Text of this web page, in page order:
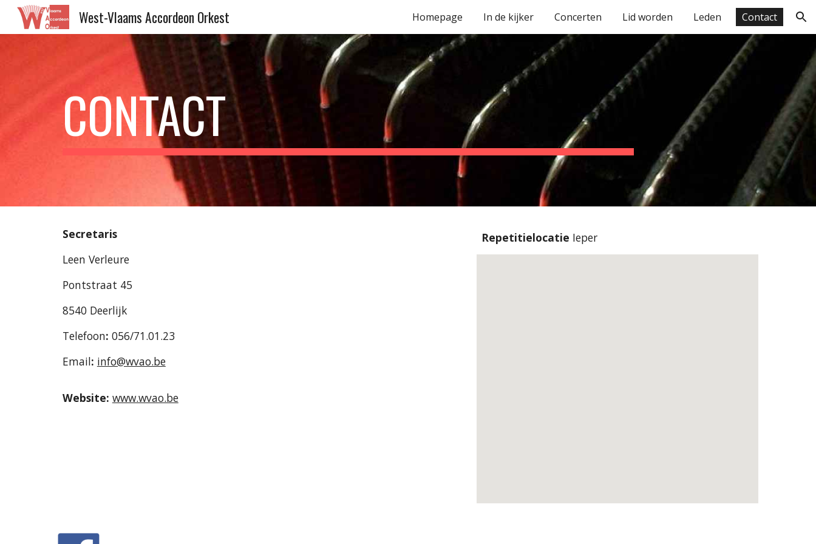
Skip to navigation
West-Vlaams Accordeon Orkest Homepage In de kijker Concerten Lid worden Leden Contact
CONTACT
Secretaris
Leen Verleure
Pontstraat 45
8540 Deerlijk
Telefoon: 056/71.01.23
Email: info@wvao.be
Website: www.wvao.be
Repetitielocatie Ieper